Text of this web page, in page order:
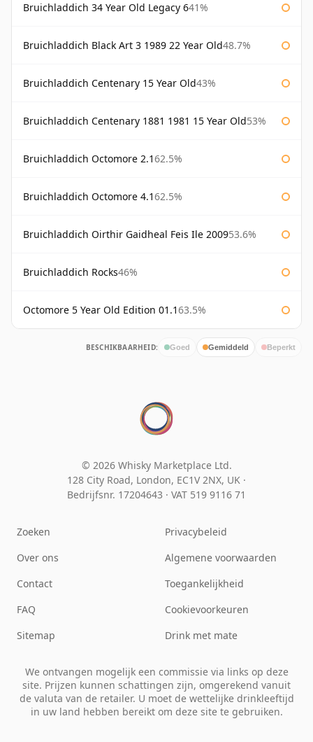
Bruichladdich 34 Year Old Legacy 641%
Bruichladdich Black Art 3 1989 22 Year Old48.7%
Bruichladdich Centenary 15 Year Old43%
Bruichladdich Centenary 1881 1981 15 Year Old53%
Bruichladdich Octomore 2.162.5%
Bruichladdich Octomore 4.162.5%
Bruichladdich Oirthir Gaidheal Feis Ile 200953.6%
Bruichladdich Rocks46%
Octomore 5 Year Old Edition 01.163.5%
BESCHIKBAARHEID: Goed Gemiddeld Beperkt
© 2026 Whisky Marketplace Ltd.
128 City Road, London, EC1V 2NX, UK ·
Bedrijfsnr. 17204643 · VAT 519 9116 71
Zoeken
Over ons
Contact
FAQ
Sitemap
Privacybeleid
Algemene voorwaarden
Toegankelijkheid
Cookievoorkeuren
Drink met mate
We ontvangen mogelijk een commissie via links op deze
site. Prijzen kunnen schattingen zijn, omgerekend vanuit
de valuta van de retailer. U moet de wettelijke drinkleeftijd
in uw land hebben bereikt om deze site te gebruiken.